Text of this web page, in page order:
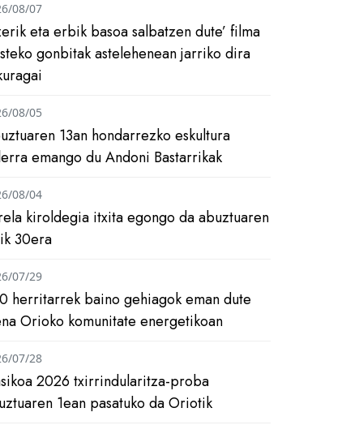
eta erbik basoa salbatzen dute’ filma
gonbitak astelehenean jarriko dira
08/07
13an hondarrezko eskultura
emango du Andoni Bastarrikak
08/05
kiroldegia itxita egongo da abuztuaren
30era
08/04
herritarrek baino gehiagok eman dute
Orioko komunitate energetikoan
07/29
2026 txirrindularitza-proba
1ean pasatuko da Oriotik
07/28